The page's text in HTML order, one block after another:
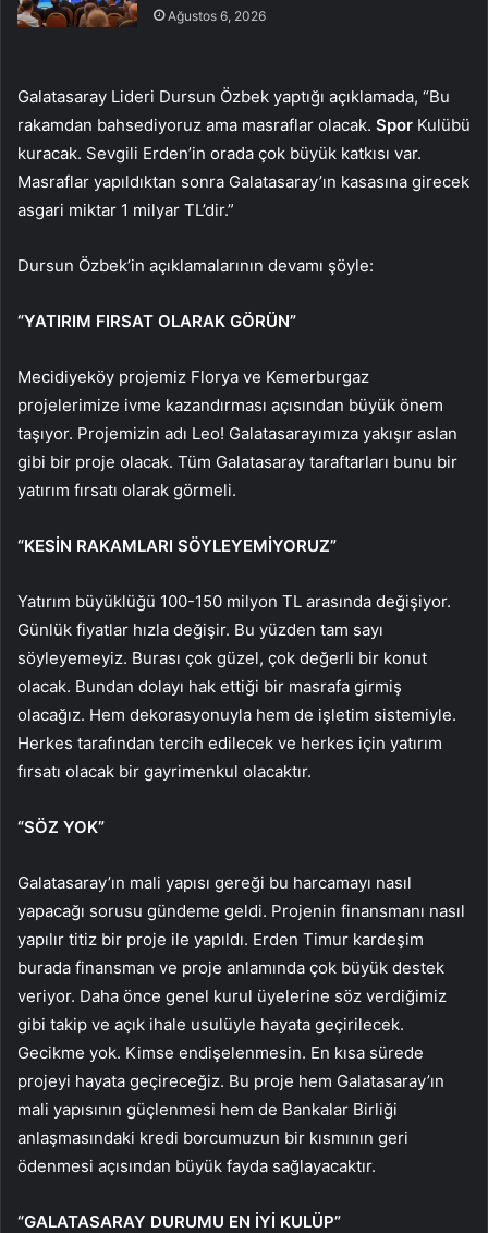
Ağustos 6, 2026
Galatasaray Lideri Dursun Özbek yaptığı açıklamada, “Bu
rakamdan bahsediyoruz ama masraflar olacak. Spor Kulübü
kuracak. Sevgili Erden’in orada çok büyük katkısı var.
Masraflar yapıldıktan sonra Galatasaray’ın kasasına girecek
asgari miktar 1 milyar TL’dir.”
Dursun Özbek’in açıklamalarının devamı şöyle:
“YATIRIM FIRSAT OLARAK GÖRÜN”
Mecidiyeköy projemiz Florya ve Kemerburgaz
projelerimize ivme kazandırması açısından büyük önem
taşıyor. Projemizin adı Leo! Galatasarayımıza yakışır aslan
gibi bir proje olacak. Tüm Galatasaray taraftarları bunu bir
yatırım fırsatı olarak görmeli.
“KESİN RAKAMLARI SÖYLEYEMİYORUZ”
Yatırım büyüklüğü 100-150 milyon TL arasında değişiyor.
Günlük fiyatlar hızla değişir. Bu yüzden tam sayı
söyleyemeyiz. Burası çok güzel, çok değerli bir konut
olacak. Bundan dolayı hak ettiği bir masrafa girmiş
olacağız. Hem dekorasyonuyla hem de işletim sistemiyle.
Herkes tarafından tercih edilecek ve herkes için yatırım
fırsatı olacak bir gayrimenkul olacaktır.
“SÖZ YOK”
Galatasaray’ın mali yapısı gereği bu harcamayı nasıl
yapacağı sorusu gündeme geldi. Projenin finansmanı nasıl
yapılır titiz bir proje ile yapıldı. Erden Timur kardeşim
burada finansman ve proje anlamında çok büyük destek
veriyor. Daha önce genel kurul üyelerine söz verdiğimiz
gibi takip ve açık ihale usulüyle hayata geçirilecek.
Gecikme yok. Kimse endişelenmesin. En kısa sürede
projeyi hayata geçireceğiz. Bu proje hem Galatasaray’ın
mali yapısının güçlenmesi hem de Bankalar Birliği
anlaşmasındaki kredi borcumuzun bir kısmının geri
ödenmesi açısından büyük fayda sağlayacaktır.
“GALATASARAY DURUMU EN İYİ KULÜP”